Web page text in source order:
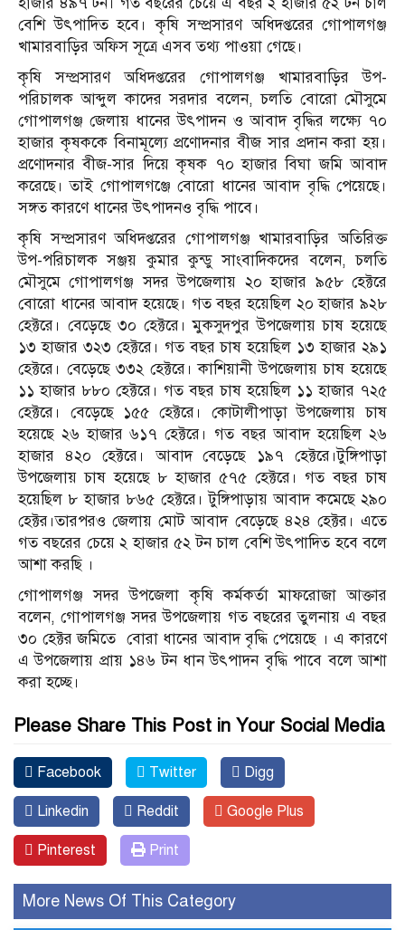
বেশি উৎপাদিত হবে। কৃষি সম্প্রসারণ অধিদপ্তরের গোপালগঞ্জ
খামারবাড়ির অফিস সূত্রে এসব তথ্য পাওয়া গেছে।
কৃষি সম্প্রসারণ অধিদপ্তরের গোপালগঞ্জ খামারবাড়ির উপ-
পরিচালক আব্দুল কাদের সরদার বলেন, চলতি বোরো মৌসুমে
গোপালগঞ্জ জেলায় ধানের উৎপাদন ও আবাদ বৃদ্ধির লক্ষ্যে ৭০
হাজার কৃষককে বিনামূল্যে প্রণোদনার বীজ সার প্রদান করা হয়।
প্রণোদনার বীজ-সার দিয়ে কৃষক ৭০ হাজার বিঘা জমি আবাদ
করেছে। তাই গোপালগঞ্জে বোরো ধানের আবাদ বৃদ্ধি পেয়েছে।
সঙ্গত কারণে ধানের উৎপাদনও বৃদ্ধি পাবে।
কৃষি সম্প্রসারণ অধিদপ্তরের গোপালগঞ্জ খামারবাড়ির অতিরিক্ত
উপ-পরিচালক সঞ্জয় কুমার কুন্ডু সাংবাদিকদের বলেন, চলতি
মৌসুমে গোপালগঞ্জ সদর উপজেলায় ২০ হাজার ৯৫৮ হেক্টরে
বোরো ধানের আবাদ হয়েছে। গত বছর হয়েছিল ২০ হাজার ৯২৮
হেক্টরে। বেড়েছে ৩০ হেক্টরে। মুকসুদপুর উপজেলায় চাষ হয়েছে
১৩ হাজার ৩২৩ হেক্টরে। গত বছর চাষ হয়েছিল ১৩ হাজার ২৯১
হেক্টরে। বেড়েছে ৩৩২ হেক্টরে। কাশিয়ানী উপজেলায় চাষ হয়েছে
১১ হাজার ৮৮০ হেক্টরে। গত বছর চাষ হয়েছিল ১১ হাজার ৭২৫
হেক্টরে। বেড়েছে ১৫৫ হেক্টরে। কোটালীপাড়া উপজেলায় চাষ
হয়েছে ২৬ হাজার ৬১৭ হেক্টরে। গত বছর আবাদ হয়েছিল ২৬
হাজার ৪২০ হেক্টরে। আবাদ বেড়েছে ১৯৭ হেক্টরে।টুঙ্গিপাড়া
উপজেলায় চাষ হয়েছে ৮ হাজার ৫৭৫ হেক্টরে। গত বছর চাষ
হয়েছিল ৮ হাজার ৮৬৫ হেক্টরে। টুঙ্গিপাড়ায় আবাদ কমেছে ২৯০
হেক্টর।তারপরও জেলায় মোট আবাদ বেড়েছে ৪২৪ হেক্টর। এতে
গত বছরের চেয়ে ২ হাজার ৫২ টন চাল বেশি উৎপাদিত হবে বলে
আশা করছি ।
গোপালগঞ্জ সদর উপজেলা কৃষি কর্মকর্তা মাফরোজা আক্তার
বলেন, গোপালগঞ্জ সদর উপজেলায় গত বছরের তুলনায় এ বছর
৩০ হেক্টর জমিতে বোরা ধানের আবাদ বৃদ্ধি পেয়েছে । এ কারণে
এ উপজেলায় প্রায় ১৪৬ টন ধান উৎপাদন বৃদ্ধি পাবে বলে আশা
করা হচ্ছে।
Please Share This Post in Your Social Media
Facebook Twitter Digg
Linkedin Reddit Google Plus
Pinterest Print
More News Of This Category